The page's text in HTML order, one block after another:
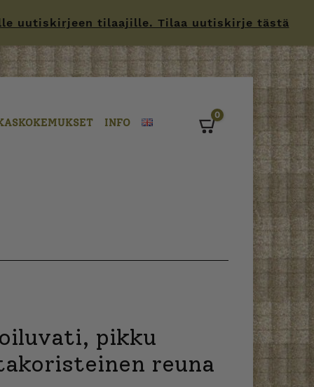
uutiskirjeen tilaajille. Tilaa uutiskirje tästä
INFO
0
pikku
reuna